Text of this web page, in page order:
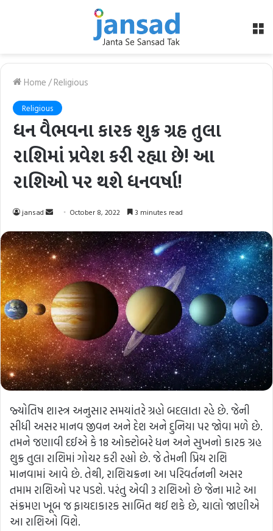
Home/Religious
Religious
ધન વૈભવના કારક શુક્ર ગ્રહ તુલા
રાશિમાં પ્રવેશ કરી રહ્યા છે! આ
રાશિઓ પર થશે ધનવર્ષા!
jansad
Send
email
October 8, 2022 3 minutes read
જ્યોતિષ શાસ્ત્ર અનુસાર સમયાંતરે ગ્રહો બદલાતા રહે છે. જેની
સીધી અસર માનવ જીવન અને દેશ અને દુનિયા પર જોવા મળે છે.
તમને જણાવી દઈએ કે 18 ઓક્ટોબરે ધન અને સુખનો કારક ગ્રહ
શુક્ર તુલા રાશિમાં ગોચર કરી રહ્યો છે. જે તેમની પ્રિય રાશિ
માનવામાં આવે છે. તેથી, રાશિચક્રના આ પરિવર્તનની અસર
તમામ રાશિઓ પર પડશે. પરંતુ એવી 3 રાશિઓ છે જેના માટે આ
સંક્રમણ ખૂબ જ ફાયદાકારક સાબિત થઈ શકે છે, ચાલો જાણીએ
આ રાશિઓ વિશે.